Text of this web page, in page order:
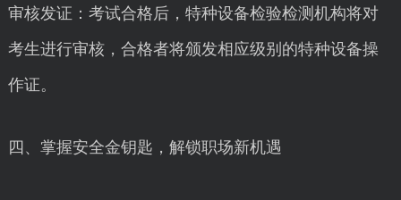
审核发证：考试合格后，特种设备检验检测机构将对
考生进行审核，合格者将颁发相应级别的特种设备操
作证。
四、掌握安全金钥匙，解锁职场新机遇